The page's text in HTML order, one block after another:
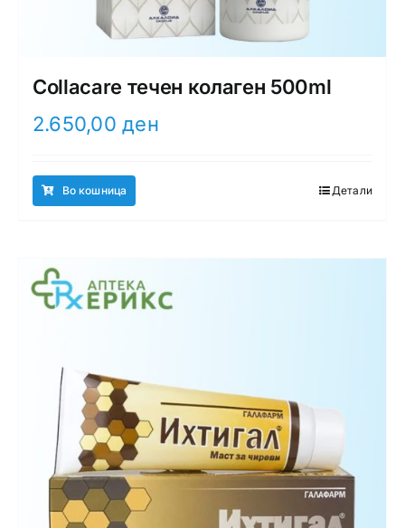
Collacare течен колаген 500ml
2.650,00ден
Во кошница Детали